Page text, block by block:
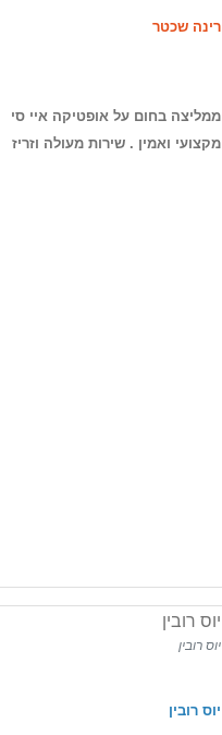
רינה שכטר
ממליצה בחום על אופטיקה איי סי
מקצועי ואמין . שירות מעולה וזריז
יוס רובין
יוס רובין
יוס רובין